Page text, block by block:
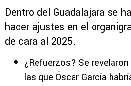
Dentro del Guadalajara se
hacer ajustes en el
de cara al 2025.
¿Refuerzos? Se
las que Óscar García